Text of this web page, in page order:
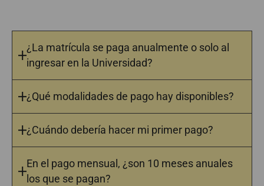
¿La matrícula se paga anualmente o solo al
ingresar en la Universidad?
¿Qué modalidades de pago hay disponibles?
¿Cuándo debería hacer mi primer pago?
En el pago mensual, ¿son 10 meses anuales
los que se pagan?